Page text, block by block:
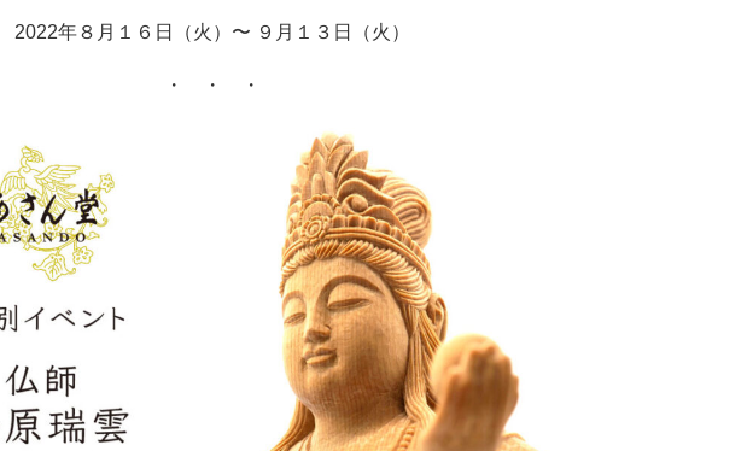
2022年８月１６日（火）〜 ９月１３日（火）
・ ・ ・